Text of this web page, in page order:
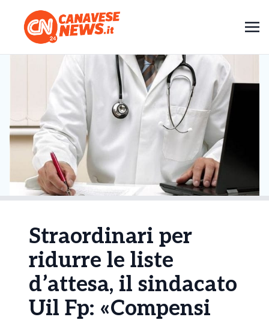
Straordinari per
ridurre le liste
d’attesa, il sindacato
Uil Fp: «Compensi